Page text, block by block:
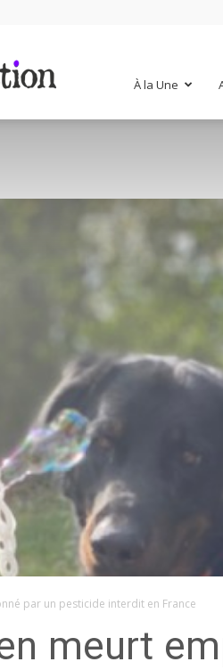
À la Une
par un pesticide interdit en France
meurt